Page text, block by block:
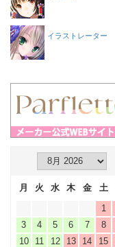
イラストレーター
月 火 水 木 金 土
1
3
4 5 6 7 8
10
11 12 13 14 15